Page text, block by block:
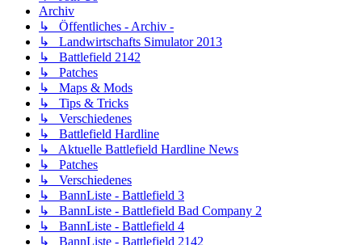
Archiv
↳ Öffentliches - Archiv -
↳ Landwirtschafts Simulator 2013
↳ Battlefield 2142
↳ Patches
↳ Maps & Mods
↳ Tips & Tricks
↳ Verschiedenes
↳ Battlefield Hardline
↳ Aktuelle Battlefield Hardline News
↳ Patches
↳ Verschiedenes
↳ BannListe - Battlefield 3
↳ BannListe - Battlefield Bad Company 2
↳ BannListe - Battlefield 4
↳ BannListe - Battlefield 2142